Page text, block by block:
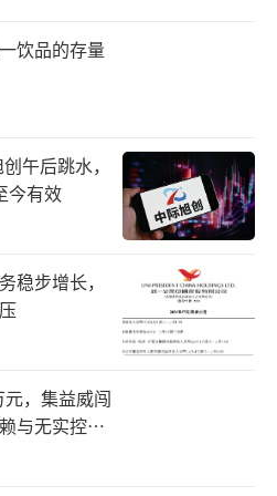
业务是合成咖啡因的产
大的化学合成咖啡因生
企业定位的重新界定，
的重要一步，传达的信
新战略的重担落到了新诺
远不够，还得要有“真
饮品的存量
午后跳水，
今有效
稳步增长，
，集益威闯
与无实控人